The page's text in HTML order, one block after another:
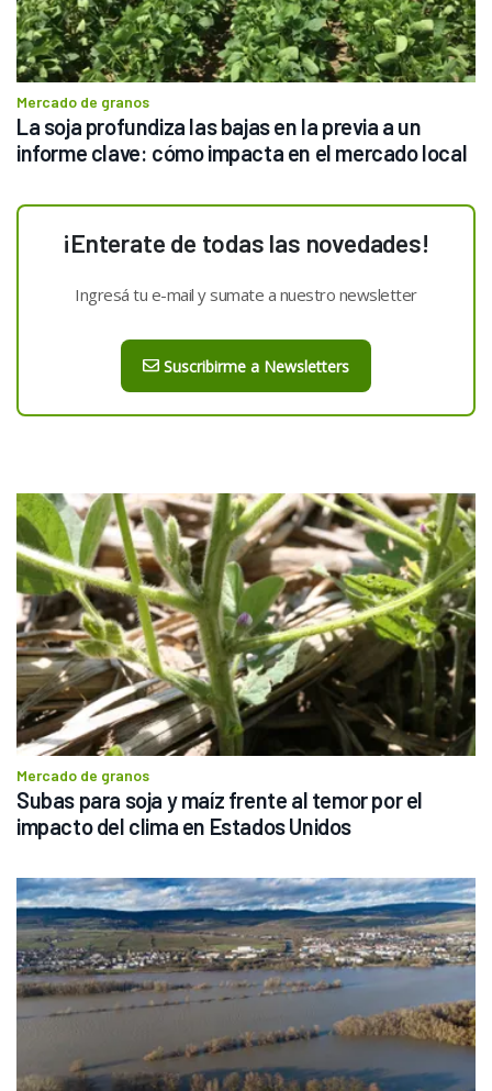
Mercado de granos
La soja profundiza las bajas en la previa a un
informe clave: cómo impacta en el mercado local
¡Enterate de todas las novedades!
Ingresá tu e-mail y sumate a nuestro newsletter
Suscribirme a Newsletters
Mercado de granos
Subas para soja y maíz frente al temor por el
impacto del clima en Estados Unidos